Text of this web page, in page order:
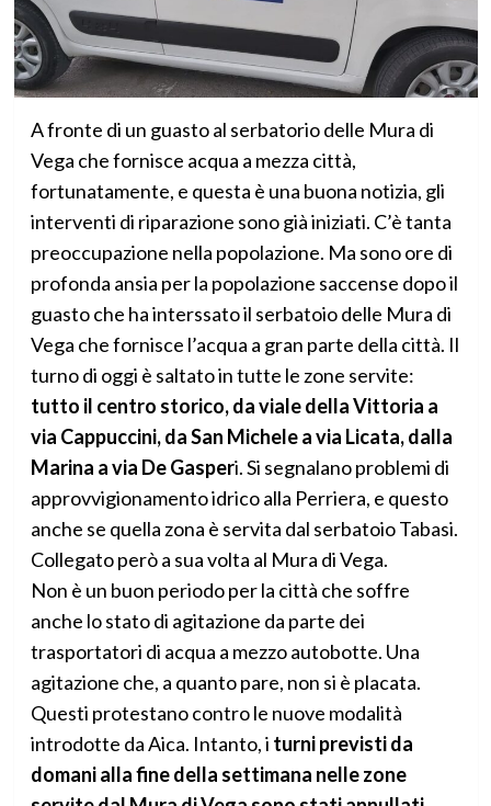
A fronte di un guasto al serbatorio delle Mura di
Vega che fornisce acqua a mezza città,
fortunatamente, e questa è una buona notizia, gli
interventi di riparazione sono già iniziati. C’è tanta
preoccupazione nella popolazione. Ma sono ore di
profonda ansia per la popolazione saccense dopo il
guasto che ha interssato il serbatoio delle Mura di
Vega che fornisce l’acqua a gran parte della città. Il
turno di oggi è saltato in tutte le zone servite:
tutto il centro storico, da viale della Vittoria a
via Cappuccini, da San Michele a via Licata, dalla
Marina a via De Gasperi. Si segnalano problemi di
approvvigionamento idrico alla Perriera, e questo
anche se quella zona è servita dal serbatoio Tabasi.
Collegato però a sua volta al Mura di Vega.
Non è un buon periodo per la città che soffre
anche lo stato di agitazione da parte dei
trasportatori di acqua a mezzo autobotte. Una
agitazione che, a quanto pare, non si è placata.
Questi protestano contro le nuove modalità
introdotte da Aica. Intanto, i turni previsti da
domani alla fine della settimana nelle zone